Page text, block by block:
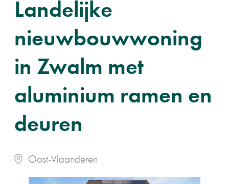
Landelijke
nieuwbouwwoning
in Zwalm met
aluminium ramen en
deuren
Oost-Vlaanderen